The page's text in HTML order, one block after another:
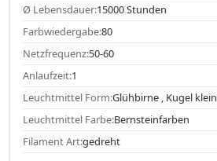
Ø Lebensdauer:15000 Stunden
Farbwiedergabe:80
Netzfrequenz:50-60
Anlaufzeit:1
Leuchtmittel Form:Glühbirne , Kugel klein
Leuchtmittel Farbe:Bernsteinfarben
Filament Art:gedreht